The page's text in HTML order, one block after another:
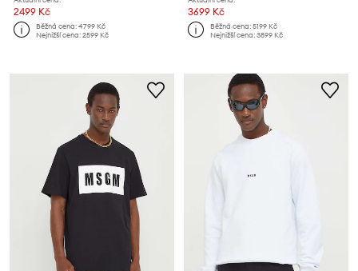
2499 Kč
Běžná cena:4799 Kč
Nejnižší cena:2599 Kč
3699 Kč
Běžná cena:5199 Kč
Nejnižší cena:3899 Kč